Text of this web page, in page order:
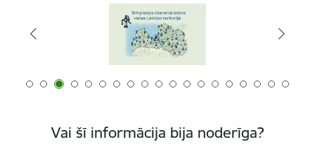
Vai šī informācija bija noderīga?